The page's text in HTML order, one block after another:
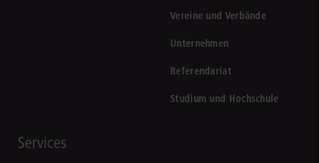
Vereine und Verbände
Unternehmen
Referendariat
Studium und Hochschule
Services